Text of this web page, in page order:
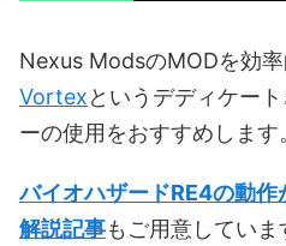
Nexus ModsのMODを効率
Vortexというデディケー
ーの使用をおすすめします
バイオハザードRE4の動
解説記事もご用意してい